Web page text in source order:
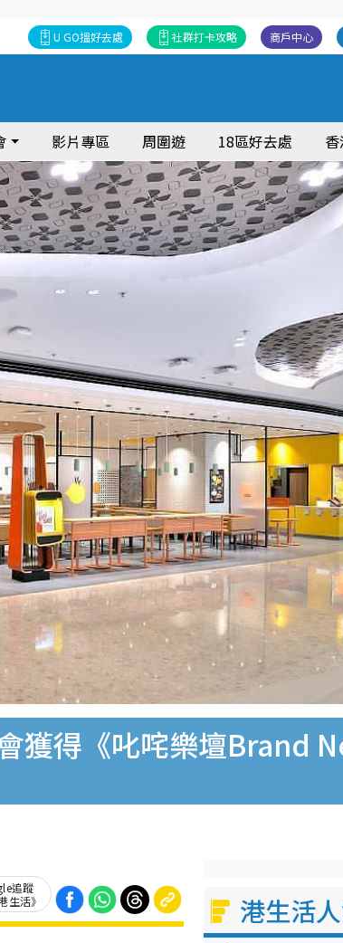
商戶中心
社群打卡攻略
U GO搵好去處
影片專區 周圍遊 18區好去處
獲得《叱咤樂壇Brand
追蹤
生活》
港生活